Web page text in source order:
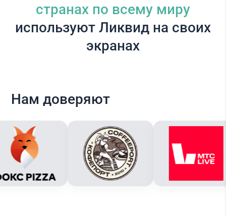
cтранах по всему миру
используют Ликвид на своих
экранах
Нам доверяют